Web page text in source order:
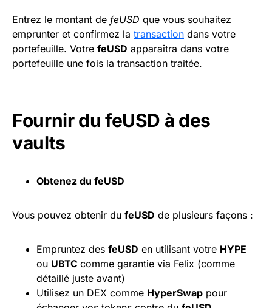
Entrez le montant de feUSD que vous souhaitez
emprunter et confirmez la transaction dans votre
portefeuille. Votre feUSD apparaîtra dans votre
portefeuille une fois la transaction traitée.
Fournir du feUSD à des
vaults
Obtenez du feUSD
Vous pouvez obtenir du feUSD de plusieurs façons :
Empruntez des feUSD en utilisant votre HYPE
ou UBTC comme garantie via Felix (comme
détaillé juste avant)
Utilisez un DEX comme HyperSwap pour